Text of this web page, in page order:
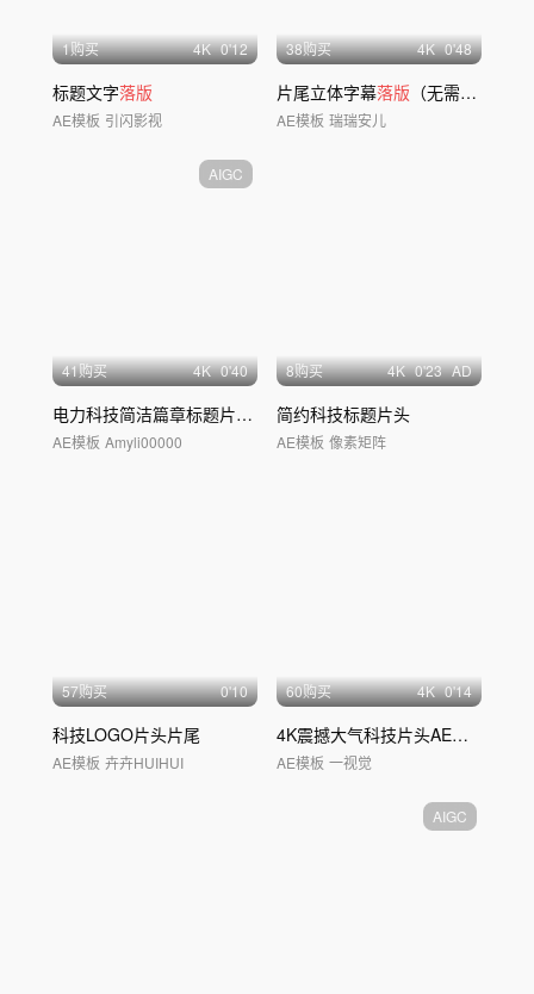
1购买 4K 0'12
标题文字落版
AE模板 引闪影视
38购买 4K 0'48
片尾立体字幕落版 （无需插件）
AE模板 瑞瑞安儿
AIGC
41购买 4K 0'40
电力科技简洁篇章标题片花 落版
AE模板 Amyli00000
8购买 4K 0'23 AD
简约科技标题片头
AE模板 像素矩阵
57购买 0'10
科技LOGO片头片尾
AE模板 卉卉HUIHUI
60购买 4K 0'14
4K震撼大气科技片头AE模板02
AE模板 一视觉
AIGC